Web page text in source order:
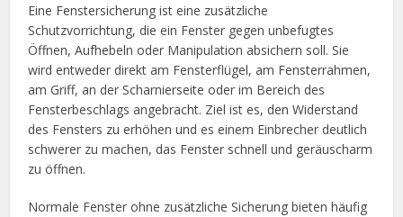
Eine Fenstersicherung ist eine zusätzliche
Schutzvorrichtung, die ein Fenster gegen unbefugtes
Öffnen, Aufhebeln oder Manipulation absichern soll. Sie
wird entweder direkt am Fensterflügel, am Fensterrahmen,
am Griff, an der Scharnierseite oder im Bereich des
Fensterbeschlags angebracht. Ziel ist es, den Widerstand
des Fensters zu erhöhen und es einem Einbrecher deutlich
schwerer zu machen, das Fenster schnell und geräuscharm
zu öffnen.
Normale Fenster ohne zusätzliche Sicherung bieten häufig